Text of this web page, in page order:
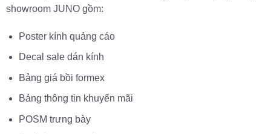
showroom JUNO gồm:
Poster kính quảng cáo
Decal sale dán kính
Bảng giá bồi formex
Bảng thông tin khuyến mãi
POSM trưng bày